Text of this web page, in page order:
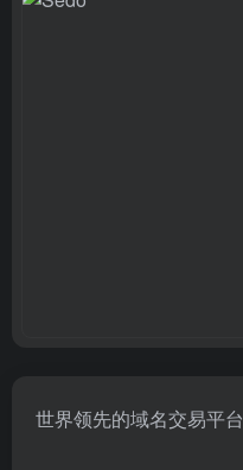
世界领先的域名交易平台